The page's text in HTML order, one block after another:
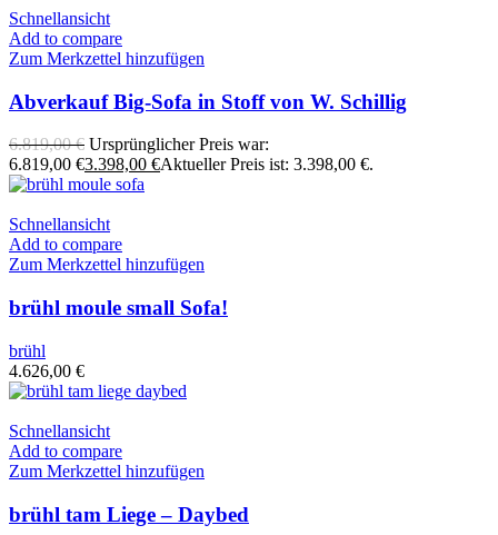
Schnellansicht
Add to compare
Zum Merkzettel hinzufügen
Abverkauf Big-Sofa in Stoff von W. Schillig
6.819,00€ Ursprünglicher Preis war:
6.819,00 €3.398,00 €Aktueller Preis ist: 3.398,00 €.
Schnellansicht
Add to compare
Zum Merkzettel hinzufügen
brühl moule small Sofa!
brühl
4.626,00 €
Schnellansicht
Add to compare
Zum Merkzettel hinzufügen
brühl tam Liege – Daybed